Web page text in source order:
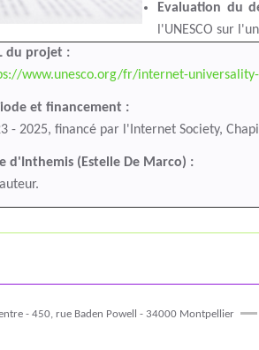
Evaluation du
l'UNESCO sur
du projet :
www.unesco.org/fr/internet-
et financement :
- 2025, financé par l'Internet Society,
d'Inthemis (Estelle De Marco) :
- 450, rue Baden Powell - 34000 Montpellier